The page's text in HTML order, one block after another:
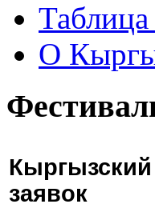
О
заявок